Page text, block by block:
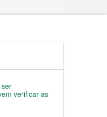
verificar as